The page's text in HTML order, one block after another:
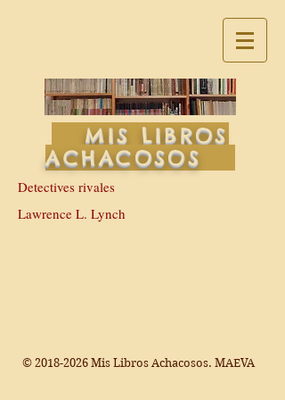
MIS LIBROS
ACHACOSOS
Detectives rivales
Lawrence L. Lynch
© 2018-2026 Mis Libros Achacosos. MAEVA